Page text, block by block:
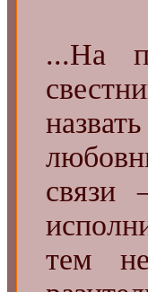
...На
связи
тем